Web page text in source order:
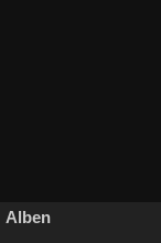
Alben